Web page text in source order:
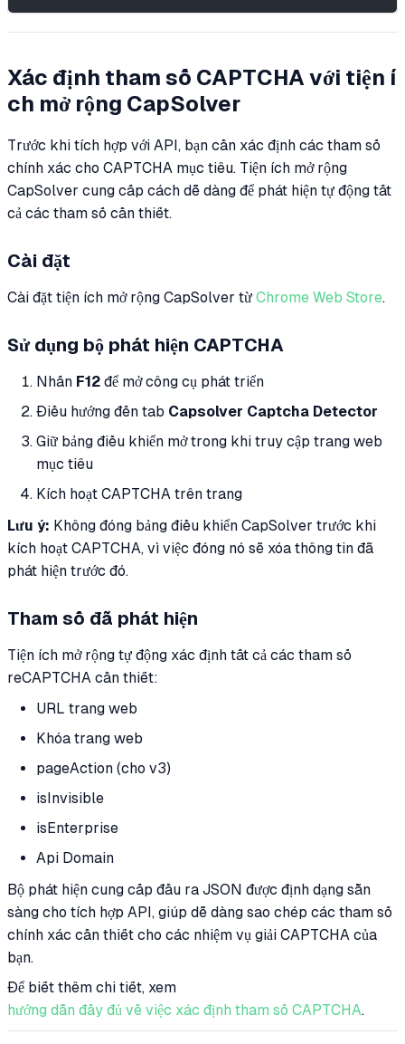
Xác định tham số CAPTCHA với tiện í
ch mở rộng CapSolver
Trước khi tích hợp với API, bạn cần xác định các tham số
chính xác cho CAPTCHA mục tiêu. Tiện ích mở rộng
CapSolver cung cấp cách dễ dàng để phát hiện tự động tất
cả các tham số cần thiết.
Cài đặt
Cài đặt tiện ích mở rộng CapSolver từ Chrome Web Store.
Sử dụng bộ phát hiện CAPTCHA
Nhấn F12 để mở công cụ phát triển
Điều hướng đến tab Capsolver Captcha Detector
Giữ bảng điều khiển mở trong khi truy cập trang web
mục tiêu
Kích hoạt CAPTCHA trên trang
Lưu ý: Không đóng bảng điều khiển CapSolver trước khi
kích hoạt CAPTCHA, vì việc đóng nó sẽ xóa thông tin đã
phát hiện trước đó.
Tham số đã phát hiện
Tiện ích mở rộng tự động xác định tất cả các tham số
reCAPTCHA cần thiết:
URL trang web
Khóa trang web
pageAction (cho v3)
isInvisible
isEnterprise
Api Domain
Bộ phát hiện cung cấp đầu ra JSON được định dạng sẵn
sàng cho tích hợp API, giúp dễ dàng sao chép các tham số
chính xác cần thiết cho các nhiệm vụ giải CAPTCHA của
bạn.
Để biết thêm chi tiết, xem
hướng dẫn đầy đủ về việc xác định tham số CAPTCHA.